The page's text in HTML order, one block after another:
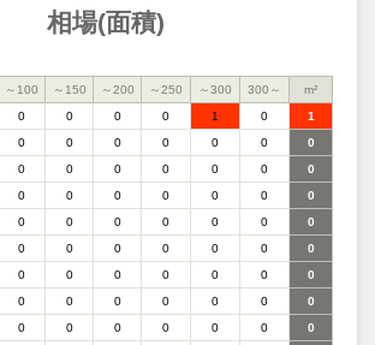
相場(面積)
～100 ～150 ～200 ～250 ～300 300～
m²
0 0 0 0 1 0
1
0 0 0 0 0 0
0
0 0 0 0 0 0
0
0 0 0 0 0 0
0
0 0 0 0 0 0
0
0 0 0 0 0 0
0
0 0 0 0 0 0
0
0 0 0 0 0 0
0
0 0 0 0 0 0
0